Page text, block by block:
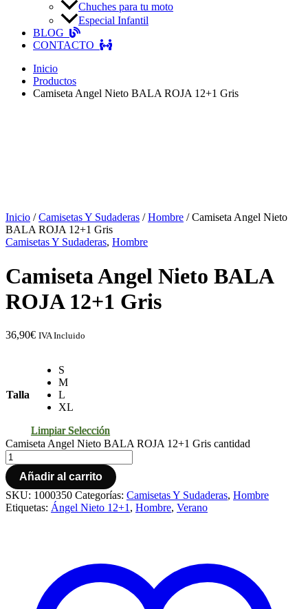
Chuches para tu moto
Especial Infantil
BLOG
CONTACTO
Inicio
Productos
Camiseta Angel Nieto BALA ROJA 12+1 Gris
Inicio /Camisetas Y Sudaderas /Hombre / Camiseta Angel Nieto
BALA ROJA 12+1 Gris
Camisetas Y Sudaderas, Hombre
Camiseta Angel Nieto BALA
ROJA 12+1 Gris
36,90€ IVA Incluido
Talla
S
M
L
XL
Limpiar Selección
Camiseta Angel Nieto BALA ROJA 12+1 Gris cantidad
Añadir al carrito
SKU: 1000350 Categorías: Camisetas Y Sudaderas, Hombre
Etiquetas: Ángel Nieto 12+1 , Hombre, Verano